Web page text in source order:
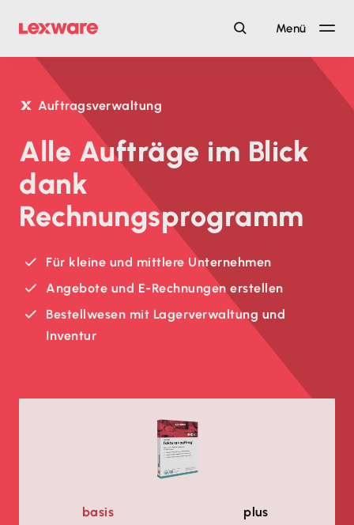
Menü
Auftragsverwaltung
Alle Aufträge im Blick
dank
Rechnungsprogramm
Für kleine und mittlere Unternehmen
Angebote und E-Rechnungen erstellen
Bestellwesen mit Lagerverwaltung und
Inventur
basis plus